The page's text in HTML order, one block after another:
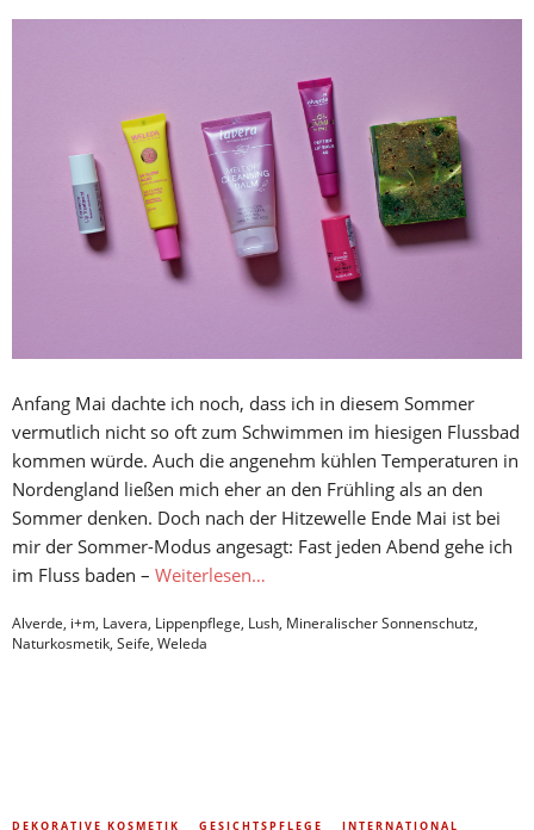
Anfang Mai dachte ich noch, dass ich in diesem Sommer
vermutlich nicht so oft zum Schwimmen im hiesigen Flussbad
kommen würde. Auch die angenehm kühlen Temperaturen in
Nordengland ließen mich eher an den Frühling als an den
Sommer denken. Doch nach der Hitzewelle Ende Mai ist bei
mir der Sommer-Modus angesagt: Fast jeden Abend gehe ich
im Fluss baden – Weiterlesen…
Alverde, i+m, Lavera, Lippenpflege, Lush, Mineralischer Sonnenschutz,
Naturkosmetik, Seife, Weleda
DEKORATIVE KOSMETIK GESICHTSPFLEGE
INTERNATIONAL